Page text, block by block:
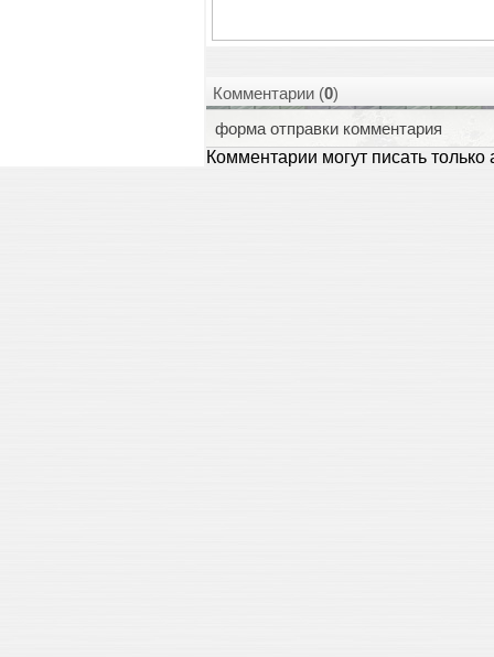
Комментарии (0)
форма отправки комментария
Комментарии могут писать